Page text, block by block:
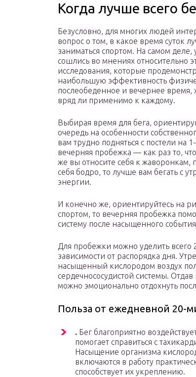
Когда лучше всего
Безусловно, для многих людей
вопрос о том, в какое время суток
заниматься спортом. На самом
сошлись во мнениях относительно
исследования, которые
наибольшую эффективность
послеобеденное и вечернее время,
вряд ли применимо к каждому.
Выбирая время для бега,
очередь на особенности
вам трудно подняться с постели на
вечерняя пробежка — как раз то,
же вы относите себя к жаворонкам,
себя бодро, то лучше вам бегать с
энергии.
И конечно же, ориентируйтесь на
спортом, то вечерняя пробежка
систему после насыщенного
Для пробежки можно уделить
зависимости от распорядка дня.
насыщенный кислородом воздух
сердечнососудистой системы.
можно эмоционально отдохнуть
Польза от ежедневной 20-
. Бег благоприятно
помогает справиться с
Насыщение организма
включаются в работу
способствует их укреплению.